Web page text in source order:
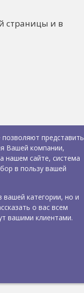
страницы и в
представить
Вашей компании,
нашем сайте, система
в пользу вашей
вашей категории, но и
о вас всем
вашими клиентами.